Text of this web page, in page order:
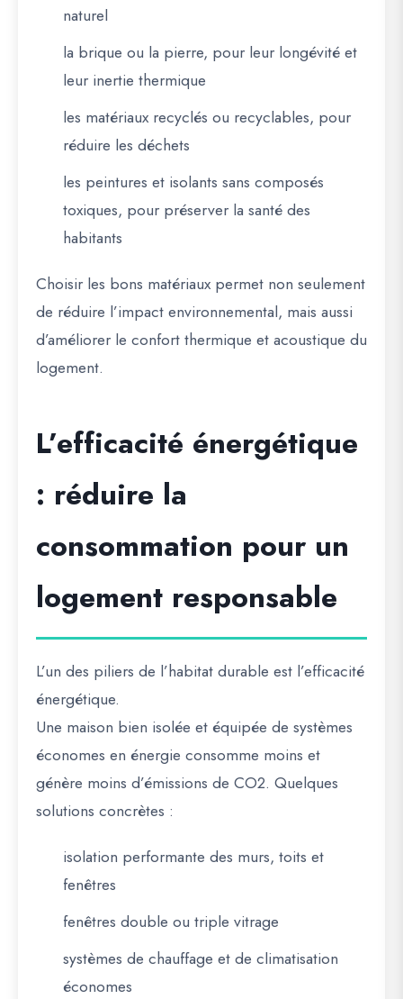
naturel
la brique ou la pierre, pour leur longévité et
leur inertie thermique
les matériaux recyclés ou recyclables, pour
réduire les déchets
les peintures et isolants sans composés
toxiques, pour préserver la santé des
habitants
Choisir les bons matériaux permet non seulement
de réduire l’impact environnemental, mais aussi
d’améliorer le confort thermique et acoustique du
logement.
L’efficacité énergétique
: réduire la
consommation pour un
logement responsable
L’un des piliers de l’habitat durable est l’efficacité
énergétique.
Une maison bien isolée et équipée de systèmes
économes en énergie consomme moins et
génère moins d’émissions de CO2. Quelques
solutions concrètes :
isolation performante des murs, toits et
fenêtres
fenêtres double ou triple vitrage
systèmes de chauffage et de climatisation
économes